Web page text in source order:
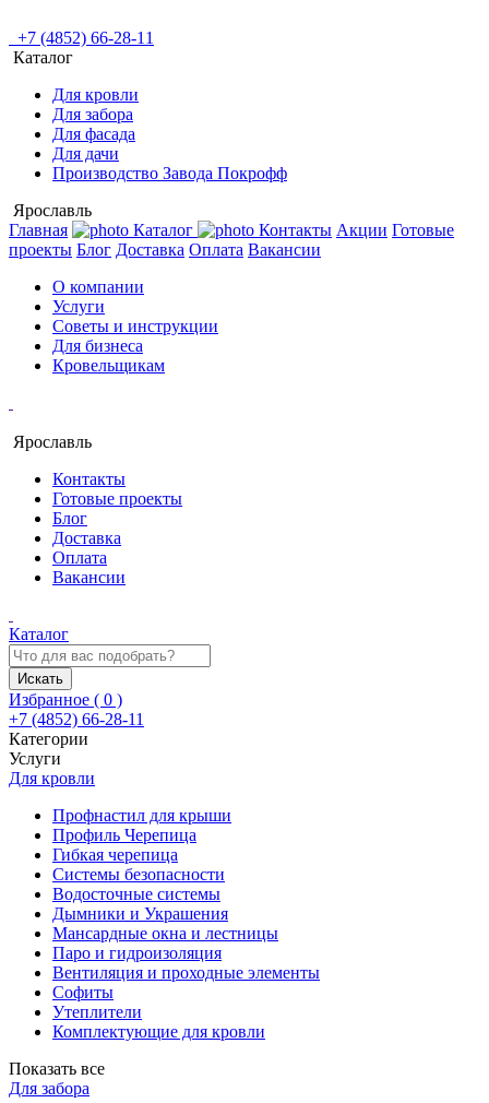
+7 (4852) 66-28-11
Каталог
Для кровли
Для забора
Для фасада
Для дачи
Производство Завода Покрофф
Ярославль
Главная
Каталог Контакты Акции Готовые
проекты Блог Доставка Оплата Вакансии
О компании
Услуги
Советы и инструкции
Для бизнеса
Кровельщикам
Ярославль
Контакты
Готовые проекты
Блог
Доставка
Оплата
Вакансии
Каталог
Искать
Избранное ( 0 )
+7 (4852) 66-28-11
Категории
Услуги
Для кровли
Профнастил для крыши
Профиль Черепица
Гибкая черепица
Системы безопасности
Водосточные системы
Дымники и Украшения
Мансардные окна и лестницы
Паро и гидроизоляция
Вентиляция и проходные элементы
Софиты
Утеплители
Комплектующие для кровли
Показать все
Для забора